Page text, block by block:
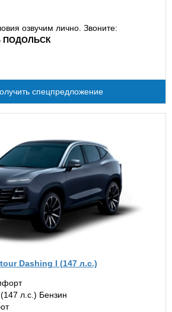
озвучим лично. Звоните:
ПОДОЛЬСК
спецпредложение
Dashing I (147 л.с.)
л.с.) Бензин